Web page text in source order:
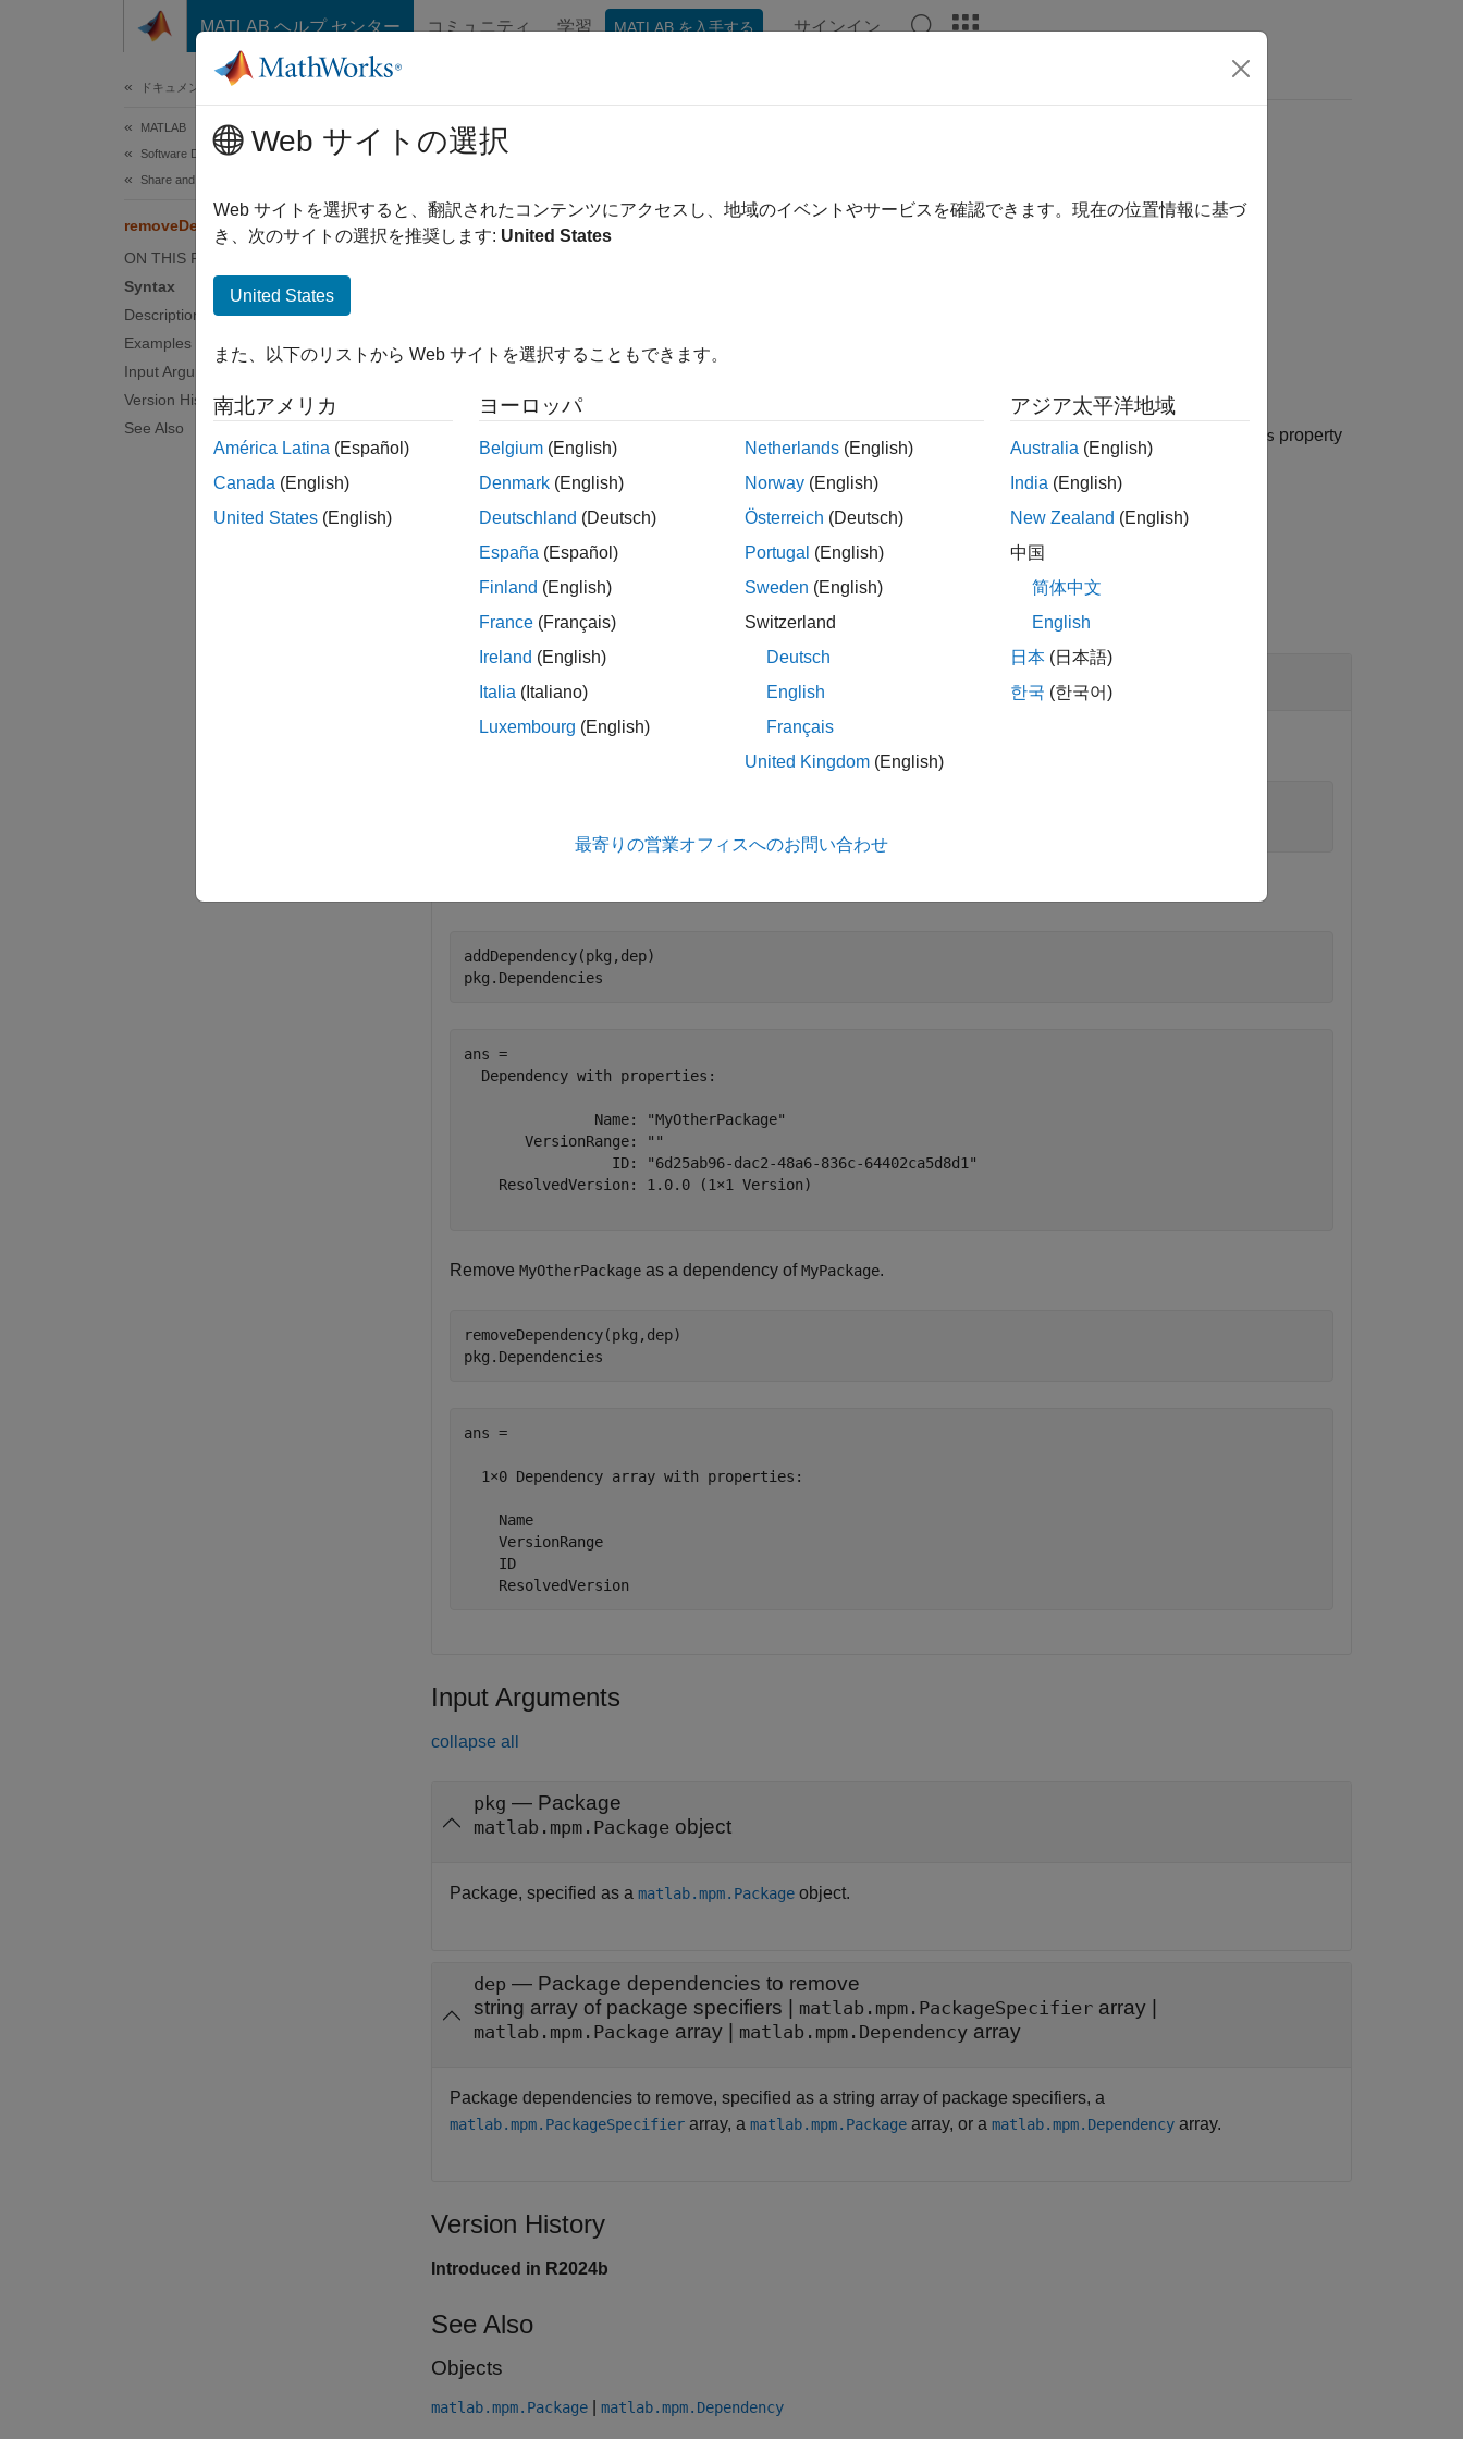
コンテンツへスキップ
MATLAB ヘルプ センター コミュニティ 学習 MATLAB を入手する サインイン
ドキュメンテーションのホーム
MATLAB
Software Development
Share and Distribute Software
removeDependency
ON THIS PAGE
Syntax
Description
Examples
Input Arguments
Version History
See Also
removeDependency
Remove dependency from package
Since R2024b
removeDependency(pkg,dep)
Dependencies property
of the package object. The package
must be in editable mode.
example
Examples
collapse all
Create packages named MyPackage MyOtherPackage
addDependency(pkg,dep)
pkg.Dependencies
ans =
  Dependency with properties:
               Name: "MyOtherPackage"
       VersionRange: ""
                 ID: "6d25ab96-dac2-48a6-836c-64402ca5d8d1"
    ResolvedVersion: 1.0.0 (1×1 Version)
Remove MyOtherPackage as a dependency ofMyPackage.
removeDependency(pkg,dep)
pkg.Dependencies
ans =
  1×0 Dependency array with properties:
    Name
    VersionRange
    ID
Input Arguments
collapse all
pkg — Package
matlab.mpm.Package object
Package, specified as a matlab.mpm.Package object.
dep — Package dependencies to remove
string array of package specifiers
matlab.mpm.PackageSpecifier array
matlab.mpm.Package array matlab.mpm.Dependency array
Package dependencies to remove, specified as a string array of package specifiers, a
matlab.mpm.PackageSpecifier array, a matlab.mpm.Package array, or a matlab.mpm.Dependency array.
Version History
Introduced in R2024b
See Also
Objects
matlab.mpm.Package matlab.mpm.Dependency
Web サイトの選択
Web サイトを選択すると、翻訳されたコンテンツにアクセスし、地域のイベントやサービスを確認できます。現在の位置情報に基づ
き、次のサイトの選択を推奨します: United States
United States
また、以下のリストから Web サイトを選択することもできます。
南北アメリカ
América Latina (Español)
Canada (English)
United States (English)
ヨーロッパ
Belgium (English)
Denmark (English)
Deutschland (Deutsch)
España (Español)
Finland (English)
France (Français)
Ireland (English)
Italia (Italiano)
Luxembourg (English)
Netherlands (English)
Norway (English)
Österreich (Deutsch)
Portugal (English)
Sweden (English)
Switzerland
Deutsch
English
Français
United Kingdom (English)
アジア太平洋地域
Australia (English)
India (English)
New Zealand (English)
中国
简体中文
English
日本 (日本語)
한국 (한국어)
最寄りの営業オフィスへのお問い合わせ